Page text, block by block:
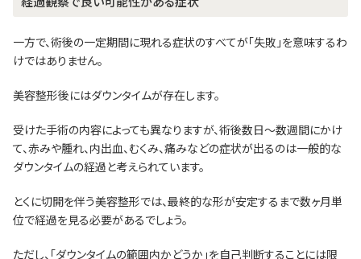
一方で、術後の一定期間に現れる症状のすべてが「失敗」を意味するわ
けではありません。
美容整形後にはダウンタイムが存在します。
受けた手術の内容によっても異なりますが、術後数日～数週間にかけ
て、赤みや腫れ、内出血、むくみ、痛みなどの症状が出るのは一般的な
ダウンタイムの経過と考えられています。
とくに切開を伴う美容整形では、最終的な形が安定するまで数ヶ月単
位で経過を見る必要があるでしょう。
ただし、「ダウンタイムの範囲内かどうか」を自己判断することには限